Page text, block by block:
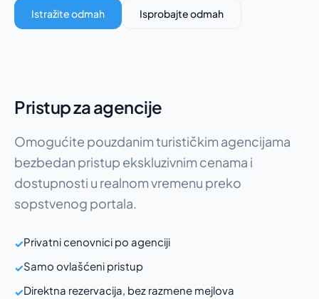
Istražite odmah Isprobajte odmah
Pristup za agencije
Omogućite pouzdanim turističkim agencijama
bezbedan pristup ekskluzivnim cenama i
dostupnosti u realnom vremenu preko
sopstvenog portala.
✓Privatni cenovnici po agenciji
✓Samo ovlašćeni pristup
✓Direktna rezervacija, bez razmene mejlova